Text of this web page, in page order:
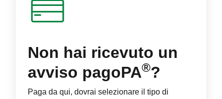
Non hai ricevuto un
avviso pagoPA®?
Paga da qui, dovrai selezionare il tipo di